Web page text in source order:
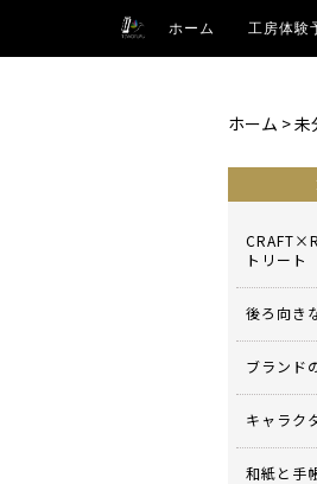
ホーム 工房体験
ホーム >未
トリート
後ろ向き
ブランド
キャラク
和紙と手